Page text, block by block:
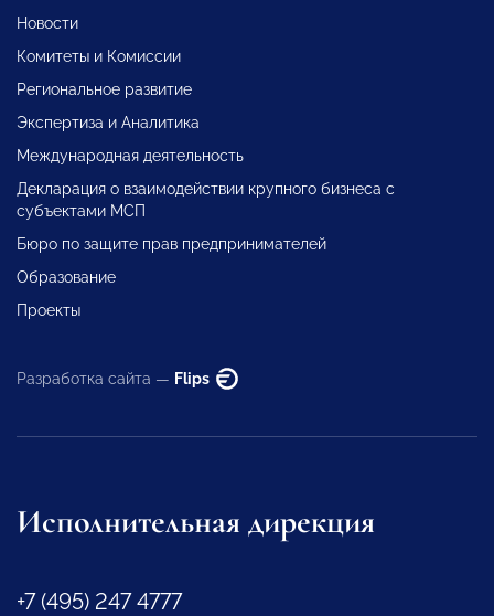
Новости
Комитеты и Комиссии
Региональное развитие
Экспертиза и Аналитика
Международная деятельность
Декларация о взаимодействии крупного бизнеса с
субъектами МСП
Бюро по защите прав предпринимателей
Образование
Проекты
Разработка сайта — Flips
Исполнительная дирекция
+7 (495) 247 4777